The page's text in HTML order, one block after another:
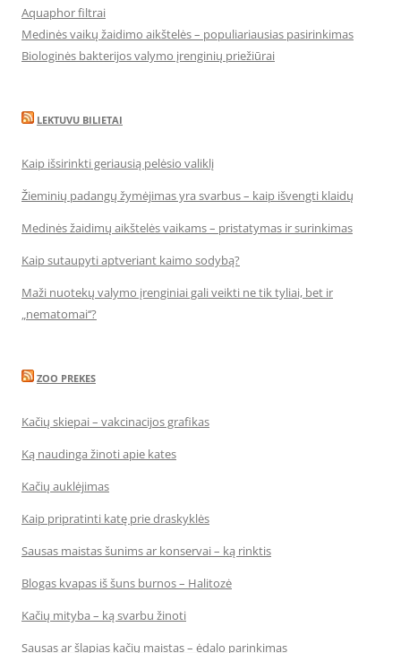
Aquaphor filtrai
Medinės vaikų žaidimo aikštelės – populiariausias pasirinkimas
Biologinės bakterijos valymo įrenginių priežiūrai
LEKTUVU BILIETAI
Kaip išsirinkti geriausią pelėsio valiklį
Žieminių padangų žymėjimas yra svarbus – kaip išvengti klaidų
Medinės žaidimų aikštelės vaikams – pristatymas ir surinkimas
Kaip sutaupyti aptveriant kaimo sodybą?
Maži nuotekų valymo įrenginiai gali veikti ne tik tyliai, bet ir
„nematomai‘‘?
ZOO PREKES
Kačių skiepai – vakcinacijos grafikas
Ką naudinga žinoti apie kates
Kačių auklėjimas
Kaip pripratinti katę prie draskyklės
Sausas maistas šunims ar konservai – ką rinktis
Blogas kvapas iš šuns burnos – Halitozė
Kačių mityba – ką svarbu žinoti
Sausas ar šlapias kačių maistas – ėdalo parinkimas